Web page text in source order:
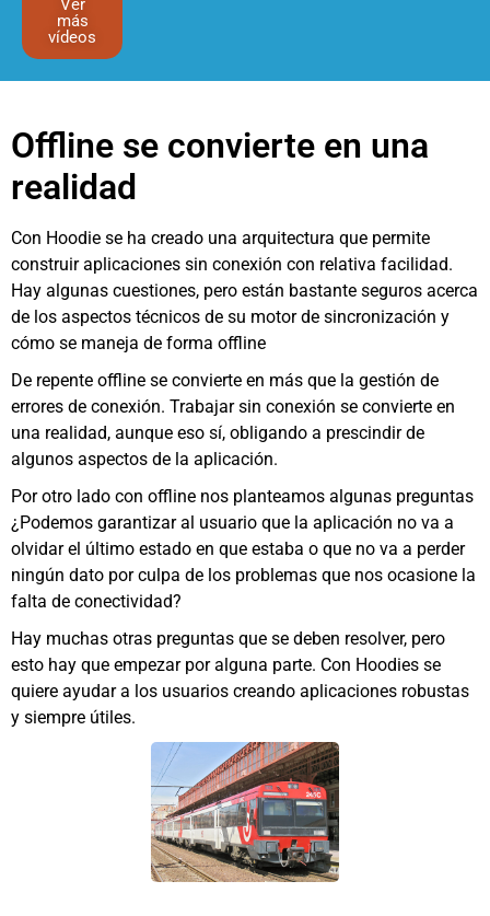
Ver
más
vídeos
Offline se convierte en una
realidad
Con Hoodie se ha creado una arquitectura que permite
construir aplicaciones sin conexión con relativa facilidad.
Hay algunas cuestiones, pero están bastante seguros acerca
de los aspectos técnicos de su motor de sincronización y
cómo se maneja de forma offline
De repente offline se convierte en más que la gestión de
errores de conexión. Trabajar sin conexión se convierte en
una realidad, aunque eso sí, obligando a prescindir de
algunos aspectos de la aplicación.
Por otro lado con offline nos planteamos algunas preguntas
¿Podemos garantizar al usuario que la aplicación no va a
olvidar el último estado en que estaba o que no va a perder
ningún dato por culpa de los problemas que nos ocasione la
falta de conectividad?
Hay muchas otras preguntas que se deben resolver, pero
esto hay que empezar por alguna parte. Con Hoodies se
quiere ayudar a los usuarios creando aplicaciones robustas
y siempre útiles.